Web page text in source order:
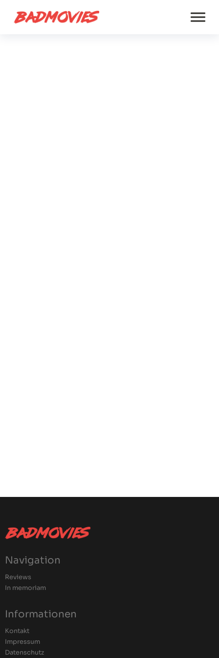
Navigation
Reviews
In memoriam
Informationen
Kontakt
Impressum
Datenschutz